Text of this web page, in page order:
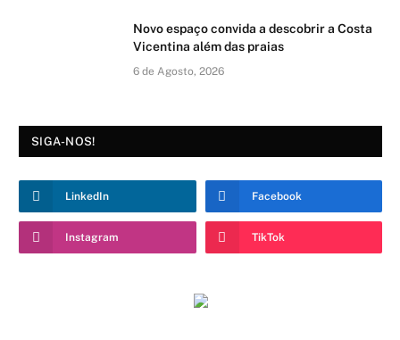
Novo espaço convida a descobrir a Costa
Vicentina além das praias
6 de Agosto, 2026
SIGA-NOS!
LinkedIn Facebook
Instagram TikTok